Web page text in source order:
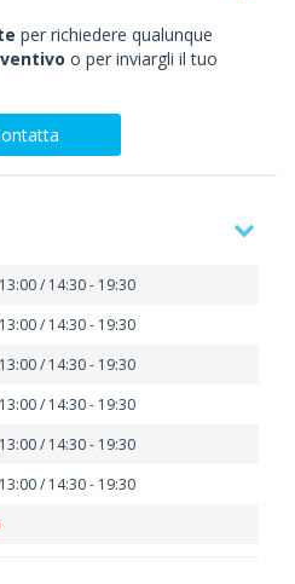
per richiedere qualunque
o per inviargli il tuo
/ 14:30 - 19:30
/ 14:30 - 19:30
/ 14:30 - 19:30
/ 14:30 - 19:30
/ 14:30 - 19:30
/ 14:30 - 19:30